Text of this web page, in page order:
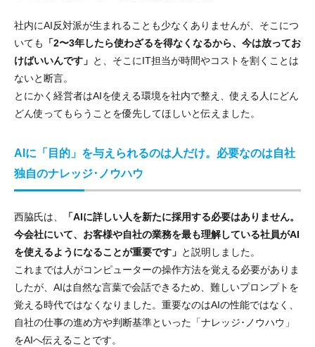
社内にAI反対派が生まれることも少なくありませんが、そこにつ
いても
「2〜3年したら使わざるを得なくなるから、今は放ってお
けばいいんです」 と、そこにIT担当が時間やコストを割くことは
ないと断言。
とにかく経営者はAIを使える環境を社内で整え、使える人にどん
どん使ってもらうことを優先してほしいと伝えました。
AIに「目的」を与えられるのは人だけ。必要なのは自社
独自のナレッジ･ノウハウ
西脇氏は、
「AIに詳しい人を新たに採用する必要はありません。
今会社にいて、お客様や自社の業務を最も理解している社員がAI
を使えるようになることが重要です」 と説明しました。
これまでは人がコンピューターの操作方法を覚える必要がありま
したが、AIは自然な言葉で会話できるため、難しいプロンプトを
覚える時代ではなくなりました。重要なのはAIの性能ではなく、
自社の仕事の進め方や判断基準といった「ナレッジ･ノウハウ」
をAIへ伝えることです。